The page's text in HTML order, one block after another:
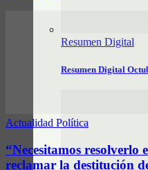
Resumen Digital
Resumen Digital
Actualidad Política
“Necesitamos resolverlo
reclamar la destitución